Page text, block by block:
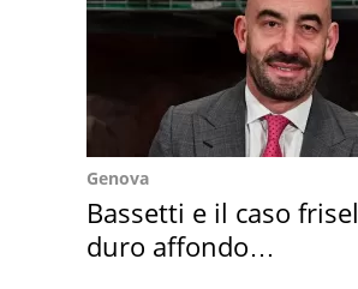
Genova
Bassetti e il caso
duro affondo